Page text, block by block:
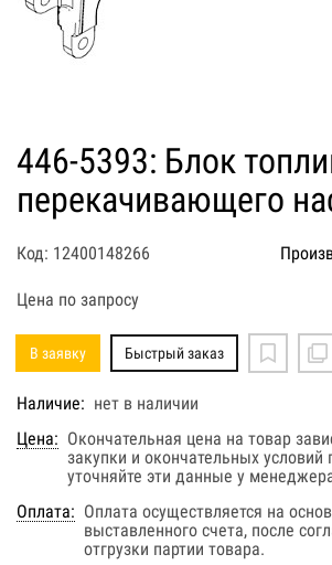
446-5393: Блок
перекачивающего
Код: 12400148266
Цена по запросу
В заявку Быстрый заказ
Наличие: нет в наличии
Цена: Окончательная цена на товар
закупки и окончательных условий
уточняйте эти данные у
Оплата: Оплата осуществляется на
выставленного счета, после
отгрузки партии товара.